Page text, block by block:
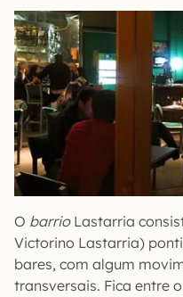
O barrioLastarria
Victorino Lastarria)
bares, com algum
transversais. Fica entre